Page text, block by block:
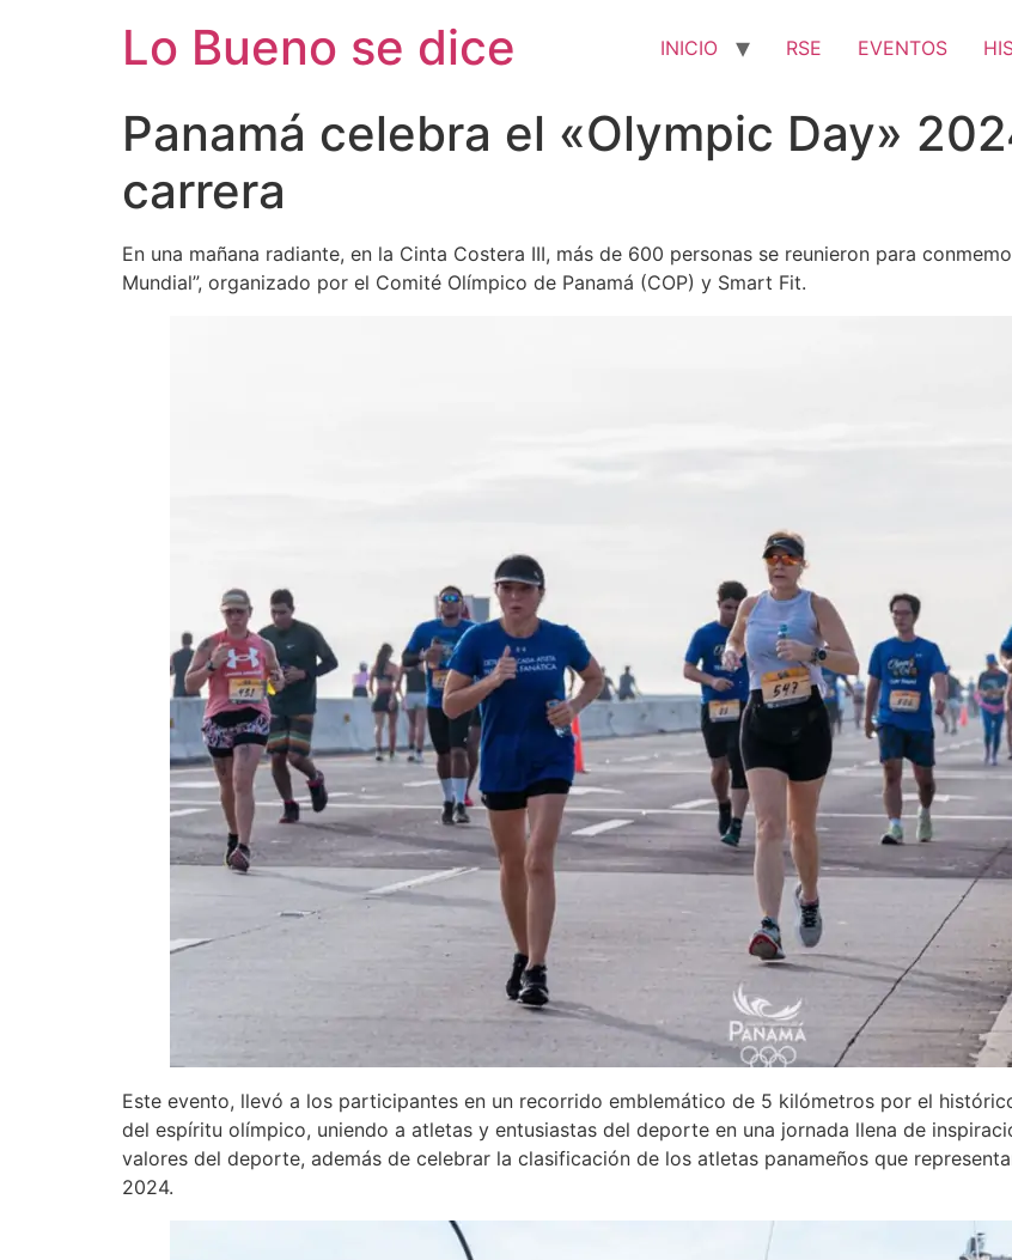
Lo Bueno se dice INICIO RSE EVENTOS
Panamá celebra el «Olympic Day»
carrera
En una mañana radiante, en la Cinta Costera III, más de 600 personas se reunieron para
Mundial”, organizado por el Comité Olímpico de Panamá (COP) y Smart Fit.
Este evento, llevó a los participantes en un recorrido emblemático de 5 kilómetros por el
del espíritu olímpico, uniendo a atletas y entusiastas del deporte en una jornada llena de
valores del deporte, además de celebrar la clasificación de los atletas panameños que
2024.